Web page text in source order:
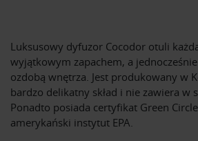
Luksusowy dyfuzor Cocodor otuli
wyjątkowym zapachem, a
ozdobą wnętrza. Jest produkowany w
bardzo delikatny skład i nie zawiera w
Ponadto posiada certyfikat Green
amerykański instytut EPA.